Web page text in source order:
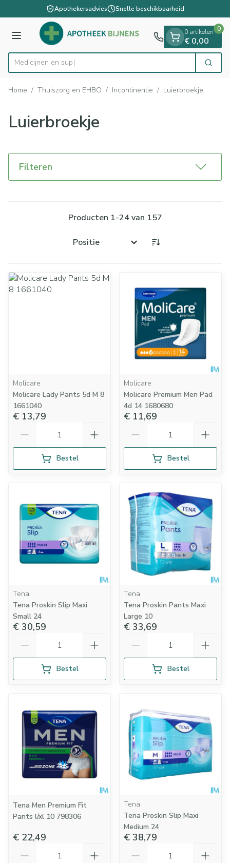
Ga naar de inhoudApothekersadvies Snelle beschikbaarheid
Menu
Product, merk, categorie... Zoek
0 artikelen
€ 0,00
0
Home / Thuiszorg en EHBO / Incontinentie / Luierbroekje
Luierbroekje
Filteren
Producten 1-24van 157
Sorteer op:
Molicare
Molicare Lady Pants 5d M 8
1661040
€ 13,79
Bestel
Molicare
Molicare Premium Men Pad
4d 14 1680680
€ 11,69
Bestel
Tena
Tena Proskin Slip Maxi
Small 24
€ 30,59
Bestel
Tena
Tena Proskin Pants Maxi
Large 10
€ 33,69
Bestel
Tena Men Premium Fit
Pants l/xl 10 798306
€ 22,49
Tena
Tena Proskin Slip Maxi
Medium 24
€ 38,79